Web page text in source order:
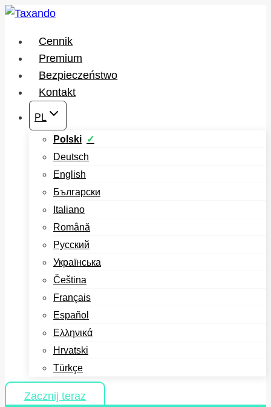
Przejdź
treści
Cennik
Premium
Bezpieczeństwo
Kontakt
PL
Polski
Deutsch
English
Български
Italiano
Română
Русский
Українська
Čeština
Français
Español
Ελληνικά
Hrvatski
Türkçe
Zacznij teraz